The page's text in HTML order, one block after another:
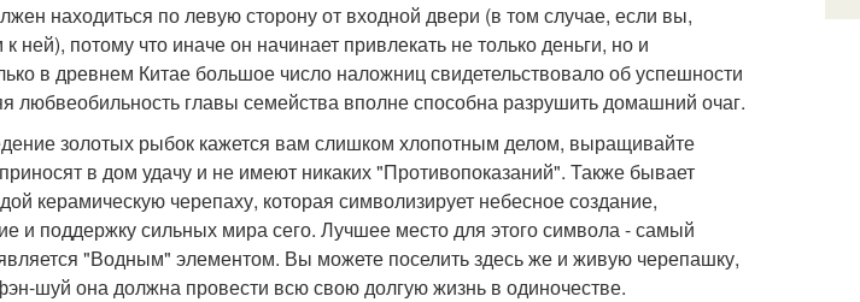
находиться по левую сторону от входной двери (в том случае, если вы,
ней), потому что иначе он начинает привлекать не только деньги, но и
в древнем Китае большое число наложниц свидетельствовало об успешности
главы семейства вполне способна разрушить домашний очаг.
золотых рыбок кажется вам слишком хлопотным делом, выращивайте
в дом удачу и не имеют никаких "Противопоказаний". Также бывает
керамическую черепаху, которая символизирует небесное создание,
и поддержку сильных мира сего. Лучшее место для этого символа - самый
"Водным" элементом. Вы можете поселить здесь же и живую черепашку,
шуй она должна провести всю свою долгую жизнь в одиночестве.